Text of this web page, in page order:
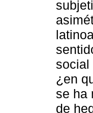
social
¿en
se ha
de